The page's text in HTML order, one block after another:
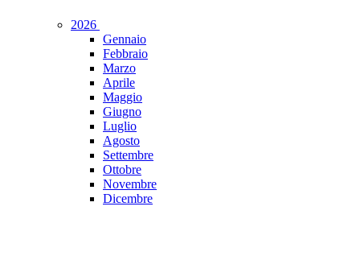
2026
Gennaio
Febbraio
Marzo
Aprile
Maggio
Giugno
Luglio
Agosto
Settembre
Ottobre
Novembre
Dicembre